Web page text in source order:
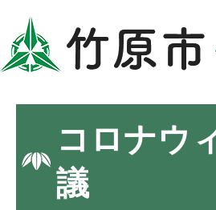
コロナウ
議